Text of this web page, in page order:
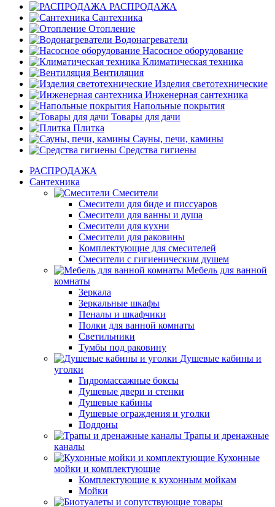
РАСПРОДАЖА
Сантехника
Отопление
Водонагреватели
Насосное оборудование
Климатическая техника
Вентиляция
Изделия светотехнические
Инженерная сантехника
Напольные покрытия
Товары для дачи
Плитка
Сауны, печи, камины
Средства гигиены
РАСПРОДАЖА
Сантехника
Смесители
Смесители для биде и писсуаров
Смесители для ванны и душа
Смесители для кухни
Смесители для раковины
Комплектующие для смесителей
Смесители с гигиеническим душем
Мебель для ванной
комнаты
Зеркала
Зеркальные шкафы
Пеналы и шкафчики
Полки для ванной комнаты
Светильники
Тумбы под раковину
Душевые кабины и
уголки
Гидромассажные боксы
Душевые двери и стенки
Душевые кабины
Душевые ограждения и уголки
Поддоны
Трапы и дренажные
каналы
Кухонные
мойки и комплектующие
Комплектующие к кухонным мойкам
Мойки